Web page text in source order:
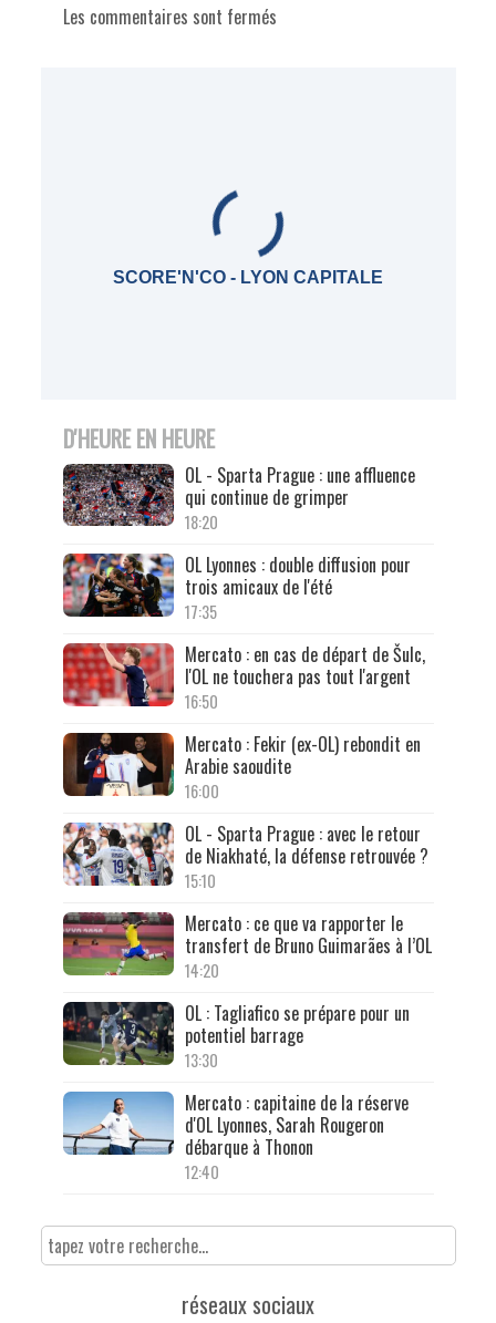
Les commentaires sont fermés
SCORE'N'CO - LYON CAPITALE
D'HEURE EN HEURE
OL - Sparta Prague : une affluence
qui continue de grimper
18:20
OL Lyonnes : double diffusion pour
trois amicaux de l'été
17:35
Mercato : en cas de départ de Šulc,
l'OL ne touchera pas tout l'argent
16:50
Mercato : Fekir (ex-OL) rebondit en
Arabie saoudite
16:00
OL - Sparta Prague : avec le retour
de Niakhaté, la défense retrouvée ?
15:10
Mercato : ce que va rapporter le
transfert de Bruno Guimarães à l’OL
14:20
OL : Tagliafico se prépare pour un
potentiel barrage
13:30
Mercato : capitaine de la réserve
d'OL Lyonnes, Sarah Rougeron
débarque à Thonon
12:40
réseaux sociaux